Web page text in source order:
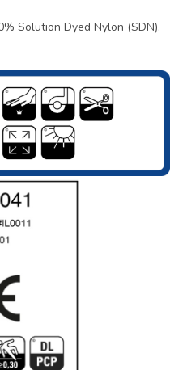
Solution Dyed Nylon (SDN).